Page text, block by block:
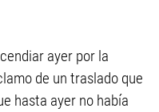
ayer por la
de un traslado que
hasta ayer no había